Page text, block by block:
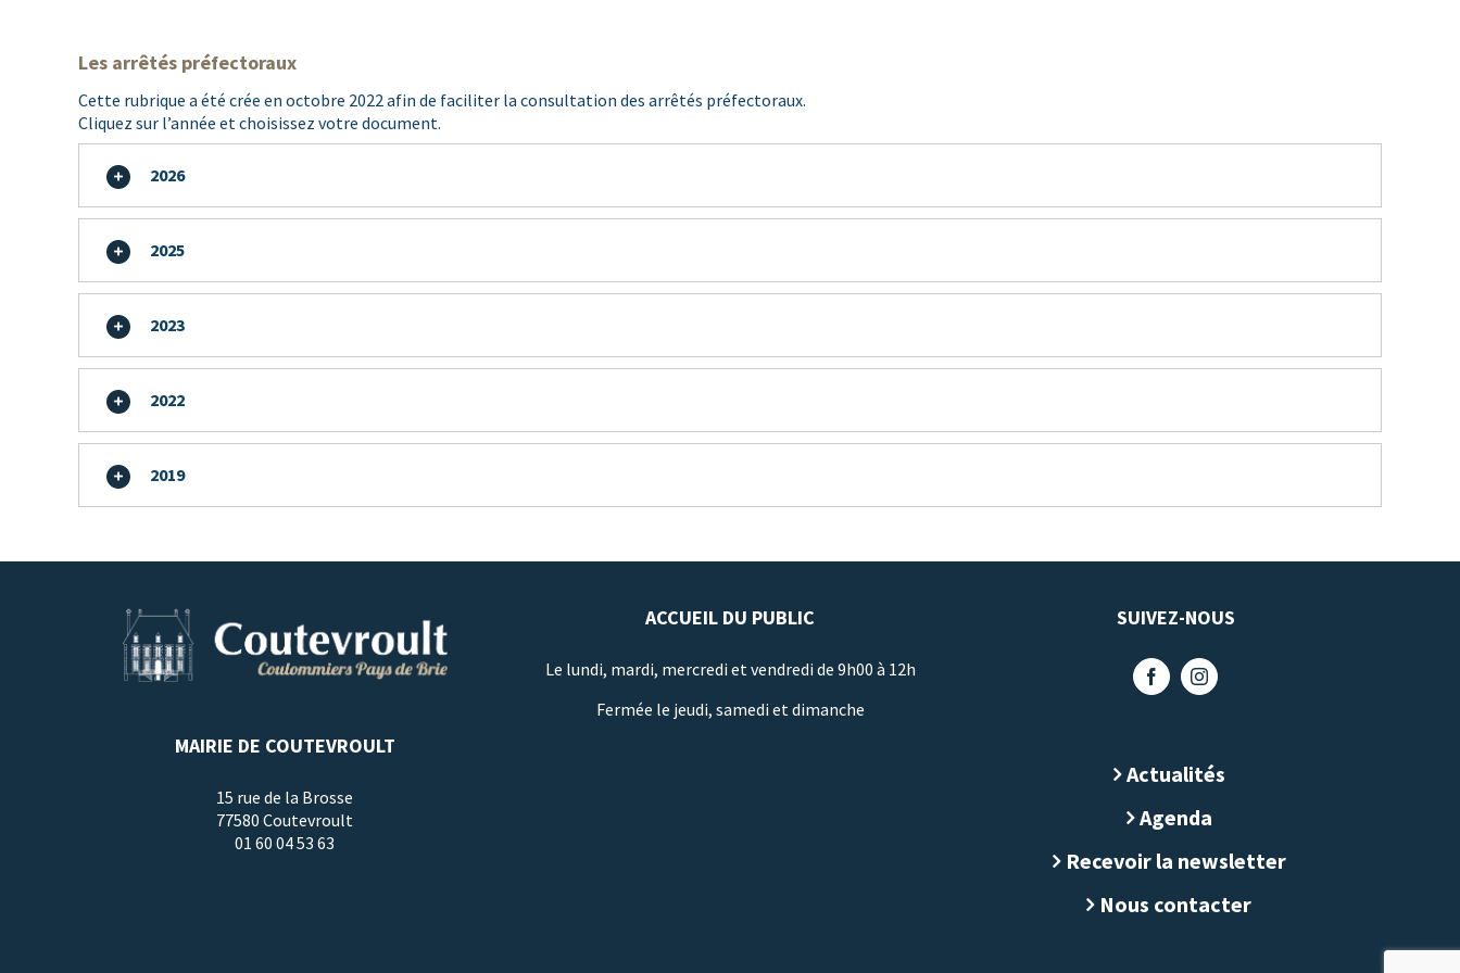
Les arrêtés préfectoraux
Cette rubrique a été crée en octobre 2022 afin de faciliter la consultation des arrêtés préfectoraux.
Cliquez sur l’année et choisissez votre document.
2026
2025
2023
2022
2019
MAIRIE DE COUTEVROULT
15 rue de la Brosse
77580 Coutevroult
01 60 04 53 63
ACCUEIL DU PUBLIC
Le lundi, mardi, mercredi et vendredi de 9h00 à 12h
Fermée le jeudi, samedi et dimanche
SUIVEZ-NOUS
Actualités
Agenda
Recevoir la newsletter
Nous contacter